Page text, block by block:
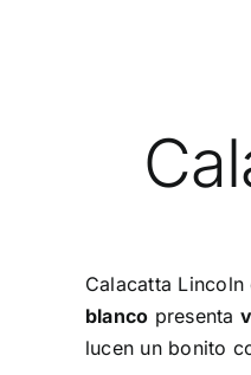
Calacatta
blanco presenta
lucen un bonito